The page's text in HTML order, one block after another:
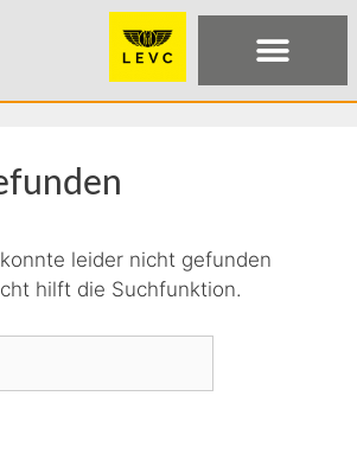
leider nicht gefunden
hilft die Suchfunktion.